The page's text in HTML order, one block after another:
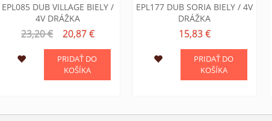
EPL085 DUB VILLAGE BIELY /
4V DRÁŽKA
23,20 € 20,87 €
PRIDAŤ DO
KOŠÍKA
EPL177 DUB SORIA BIELY / 4V
DRÁŽKA
15,83 €
PRIDAŤ DO
KOŠÍKA